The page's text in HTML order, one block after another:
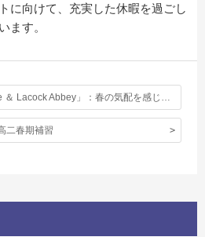
に向けて、充実した休暇を過ごし
ます。
二春期補習